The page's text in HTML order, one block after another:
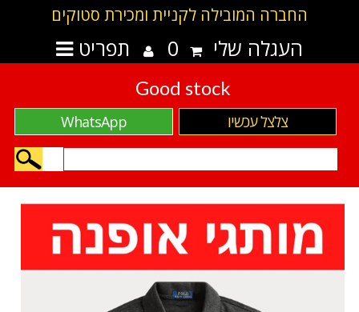
החברה המובילה לקניית ומכירת סטוקים
תפריט העגלה שלי 0
Good stock
WhatsApp צלצל עכשיו